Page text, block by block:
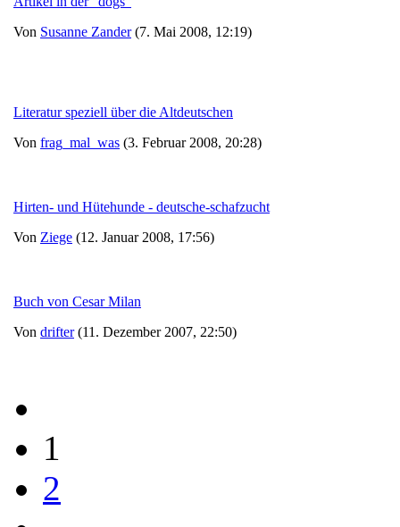
Von Susanne Zander(7. Mai 2008, 12:19)
Literatur speziell über die Altdeutschen
Von frag_mal_was (3. Februar 2008, 20:28)
Hirten- und Hütehunde - deutsche-schafzucht
Von Ziege (12. Januar 2008, 17:56)
Buch von Cesar Milan
Von drifter(11. Dezember 2007, 22:50)
1
2